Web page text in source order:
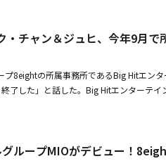
の皆さん、こんにちは！HOMMEの部屋
本大震災で被災された雄勝中学校の生徒
緒に話しましたが、僕達が元気をあげよ
ます」と、懐かしい思い出を伝えるチャ
、今回『SHOW CHAMPION』Special
でもあり、メッセージの最後には「今回
て！」と、2AMとして沢山の良い思い出
年は「GFSCネパール希望の学校＆図書館
・チャン＆ジュヒ、今年9月
プ8eightの所属事務所であるBig Hitエン
了した」と話した。Big Hitエンターテイ
、契約が延長されている」と述べた。2
として活動してきたため、Hommeま
ループMIOがデビュー！